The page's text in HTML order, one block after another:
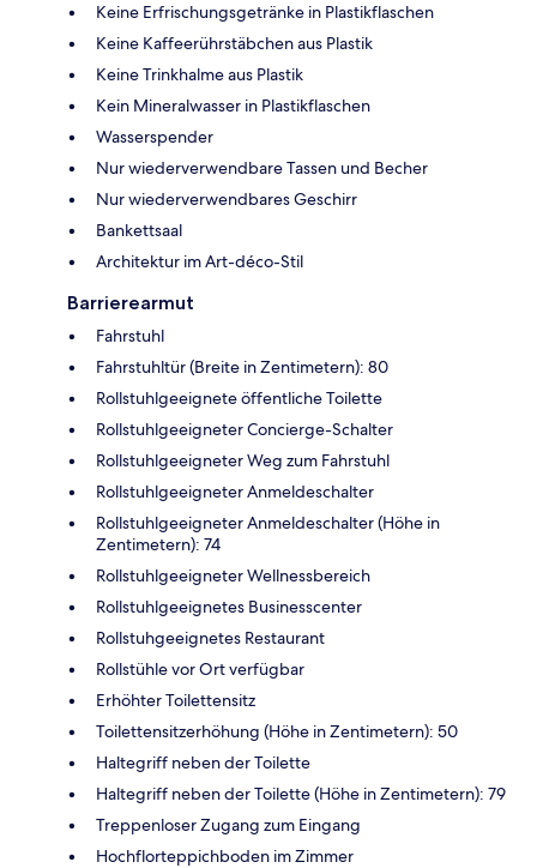
Keine Erfrischungsgetränke in Plastikflaschen
Keine Kaffeerührstäbchen aus Plastik
Keine Trinkhalme aus Plastik
Kein Mineralwasser in Plastikflaschen
Wasserspender
Nur wiederverwendbare Tassen und Becher
Nur wiederverwendbares Geschirr
Bankettsaal
Architektur im Art-déco-Stil
Barrierearmut
Fahrstuhl
Fahrstuhltür (Breite in Zentimetern): 80
Rollstuhlgeeignete öffentliche Toilette
Rollstuhlgeeigneter Concierge-Schalter
Rollstuhlgeeigneter Weg zum Fahrstuhl
Rollstuhlgeeigneter Anmeldeschalter
Rollstuhlgeeigneter Anmeldeschalter (Höhe in
Zentimetern): 74
Rollstuhlgeeigneter Wellnessbereich
Rollstuhlgeeignetes Businesscenter
Rollstuhgeeignetes Restaurant
Rollstühle vor Ort verfügbar
Erhöhter Toilettensitz
Toilettensitzerhöhung (Höhe in Zentimetern): 50
Haltegriff neben der Toilette
Haltegriff neben der Toilette (Höhe in Zentimetern): 79
Treppenloser Zugang zum Eingang
Hochflorteppichboden im Zimmer